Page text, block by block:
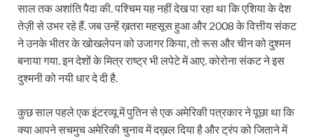
साल तक अशांति पैदा की. पश्चिम यह नहीं देख पा रहा था कि एशिया के देश
तेज़ी से उभर रहे हैं. जब उन्हें ख़तरा महसूस हुआ और 2008 के वित्तीय संकट
ने उनके भीतर के खोखलेपन को उजागर किया, तो रूस और चीन को दुश्मन
बनाया गया. इन देशों के मित्र राष्ट्र भी लपेटे में आए. कोरोना संकट ने इस
दुश्मनी को नयी धार दे दी है.
कुछ साल पहले एक इंटरव्यू में पुतिन से एक अमेरिकी पत्रकार ने पूछा था कि
क्या आपने सचमुच अमेरिकी चुनाव में दख़ल दिया है और ट्रंप को जिताने में